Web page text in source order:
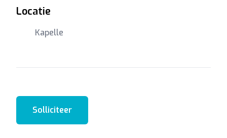
Locatie
Kapelle
Solliciteer